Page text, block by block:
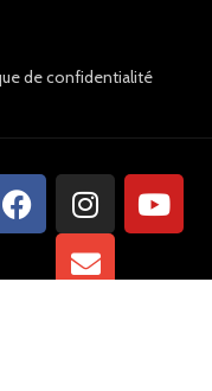
de confidentialité